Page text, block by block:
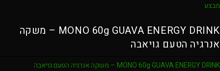
מבצע
MONO 60g GUAVA ENERGY DRINK – משקה
אנרגיה הטעם גויאבה
MONO 60g GUAVA ENERGY DRINK – משקה אנרגיה הטעם גויאבה